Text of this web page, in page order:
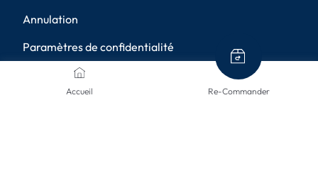
Accueil Re-Commander
Annulation
Paramètres de confidentialité
MÉTHODES DE PAIEMENT